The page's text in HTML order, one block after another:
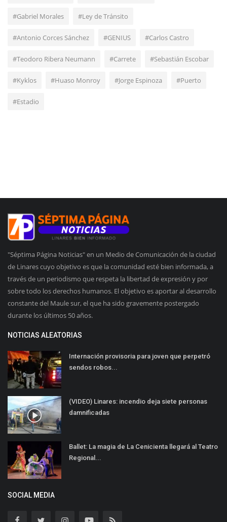
#Gabriel Morales #Ley de Tránsito
#Antonio Corces Sánchez #GENIUS #Carlos Castro
#Teodoro Ribera Neumann #Carrete #Sebastián Escobar
#Kyklos #Huaso Monroy #Jorge Espinoza #Puerto
#Estadio
"Séptima Página Noticias" en un Medio de Comunicación de la ciudad
de Linares cuyo objetivo es que la comunidad esté bien informada, a
través de un periodismo que respeta la libertad de expresión y por
sobre todo los derechos humanos. El objetivo es aportar al desarrollo
constante del Maule sur, el que ha sido gravemente postergado
durante los últimos 50 años.
NOTICIAS ALEATORIAS
Internación provisoria para joven que perpetró
sendos robos...
(VIDEO) Linares: incendio deja siete personas
damnificadas
Ballet: La magia de La Cenicienta llegará al Teatro
Regional...
SOCIAL MEDIA